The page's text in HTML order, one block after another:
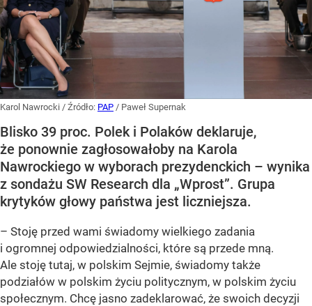
Karol Nawrocki / Źródło: PAP / Paweł Supernak
Blisko 39 proc. Polek i Polaków deklaruje,
że ponownie zagłosowałoby na Karola
Nawrockiego w wyborach prezydenckich – wynika
z sondażu SW Research dla „Wprost”. Grupa
krytyków głowy państwa jest liczniejsza.
– Stoję przed wami świadomy wielkiego zadania
i ogromnej odpowiedzialności, które są przede mną.
Ale stoję tutaj, w polskim Sejmie, świadomy także
podziałów w polskim życiu politycznym, w polskim życiu
społecznym. Chcę jasno zadeklarować, że swoich decyzji